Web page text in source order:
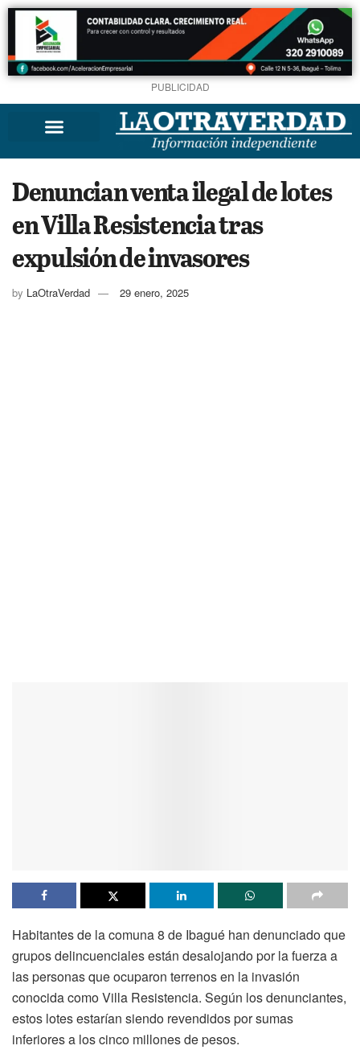
PUBLICIDAD
Denuncian venta ilegal de lotes
en Villa Resistencia tras
expulsión de invasores
by LaOtraVerdad 29 enero, 2025
Habitantes de la comuna 8 de Ibagué han denunciado que
grupos delincuenciales están desalojando por la fuerza a
las personas que ocuparon terrenos en la invasión
conocida como Villa Resistencia. Según los denunciantes,
estos lotes estarían siendo revendidos por sumas
inferiores a los cinco millones de pesos.